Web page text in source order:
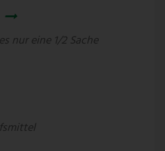
nur eine 1/2 Sache